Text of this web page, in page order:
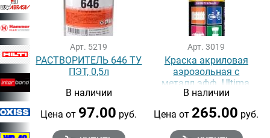
Арт. 5219
РАСТВОРИТЕЛЬ 646 ТУ
ПЭТ, 0,5л
В наличии
Цена от 97.00 руб.
Арт. 3019
Краска акриловая
аэрозольная с
металл.эфф. Ultima,
ЛАТУНЬ МЕТ, 520 мл (1 уп
- 12 шт.)
В наличии
Цена от 265.00 руб.